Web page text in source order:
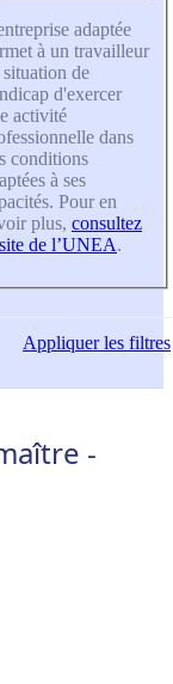
adaptée
à un travailleur
situation de
d'exercer
activité
dans
conditions
à ses
Pour en
plus, consultez
de l’UNEA.
Appliquerles filtres
-